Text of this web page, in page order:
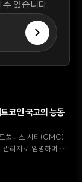
수 있습니다.
코인 국고의 능동
풀니스 시티(GMC)
리자로 임명하며 단
했다. 이는 국왕의 1